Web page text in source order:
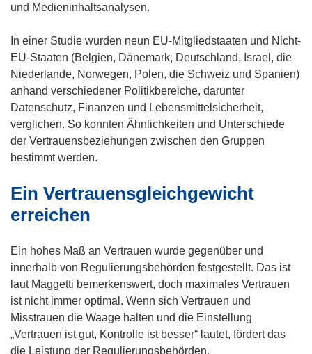
und Medieninhaltsanalysen.
In einer Studie wurden neun EU-Mitgliedstaaten und Nicht-
EU-Staaten (Belgien, Dänemark, Deutschland, Israel, die
Niederlande, Norwegen, Polen, die Schweiz und Spanien)
anhand verschiedener Politikbereiche, darunter
Datenschutz, Finanzen und Lebensmittelsicherheit,
verglichen. So konnten Ähnlichkeiten und Unterschiede
der Vertrauensbeziehungen zwischen den Gruppen
bestimmt werden.
Ein Vertrauensgleichgewicht
erreichen
Ein hohes Maß an Vertrauen wurde gegenüber und
innerhalb von Regulierungsbehörden festgestellt. Das ist
laut Maggetti bemerkenswert, doch maximales Vertrauen
ist nicht immer optimal. Wenn sich Vertrauen und
Misstrauen die Waage halten und die Einstellung
„Vertrauen ist gut, Kontrolle ist besser“ lautet, fördert das
die Leistung der Regulierungsbehörden.